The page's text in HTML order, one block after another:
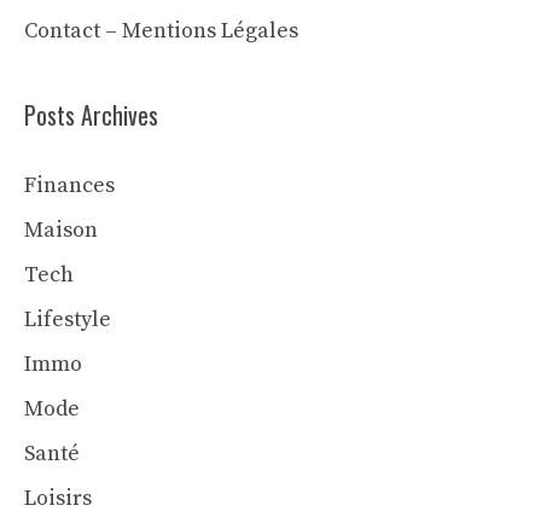
Contact – Mentions Légales
Posts Archives
Finances
Maison
Tech
Lifestyle
Immo
Mode
Santé
Loisirs